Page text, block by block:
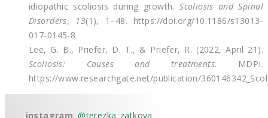
idiopathic scoliosis during growth.Scoliosis and Spinal
Disorders, 13(1), 1–48. https://doi.org/10.1186/s13013-
017-0145-8
Lee, G. B., Priefer, D. T., & Priefer, R. (2022, April 21).
Scoliosis: Causes and treatments. MDPI.
https://www.researchgate.net/publication/
instagram:@terezka_zatkova